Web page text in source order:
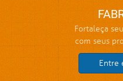
Fortaleça
com seus
Entre